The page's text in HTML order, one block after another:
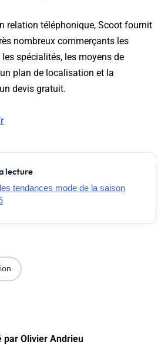
relation téléphonique, Scoot fournit
nombreux commerçants les
spécialités, les moyens de
plan de localisation et la
devis gratuit.
lecture
tendances mode de la saison
par Olivier Andrieu